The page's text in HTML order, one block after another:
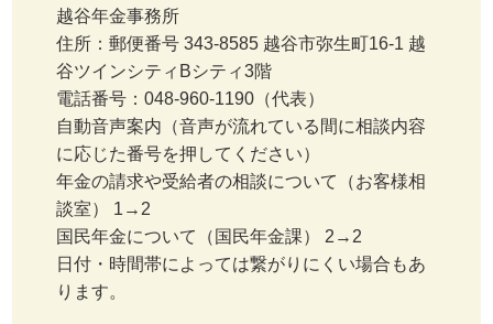
越谷年金事務所
住所：郵便番号 343-8585 越谷市弥生町16-1 越
谷ツインシティBシティ3階
電話番号：048-960-1190（代表）
自動音声案内（音声が流れている間に相談内容
に応じた番号を押してください）
年金の請求や受給者の相談について（お客様相
談室） 1→2
国民年金について（国民年金課） 2→2
日付・時間帯によっては繋がりにくい場合もあ
ります。